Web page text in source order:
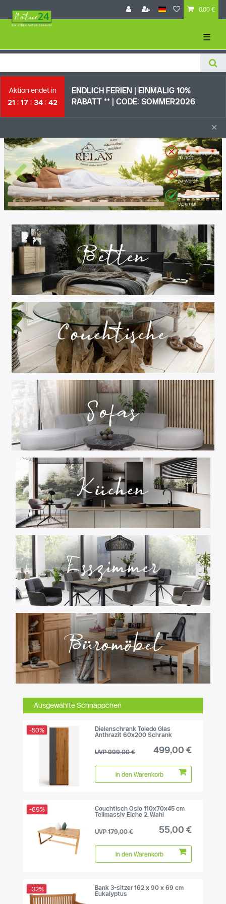
0,00 €
☰
Aktion endet in
21
17 34 42
ENDLICH FERIEN | EI NMALIG 10%
RABATT ** | CODE: SOMMER2026
×
Ausgewählte Schnäppchen
-50%
Dielenschrank Toledo Glas
Anthrazit 60x200 Schrank
UVP 999,00 € 499,00 €
In den Warenkorb
-69%
Couchtisch Oslo 110x70x45 cm
Teilmassiv Eiche 2. Wahl
UVP 179,00 € 55,00 €
In den Warenkorb
-32%
Bank 3-sitzer 162 x 90 x 69 cm
Eukalyptus